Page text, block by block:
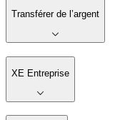
Transférer de l’argent
XE Entreprise